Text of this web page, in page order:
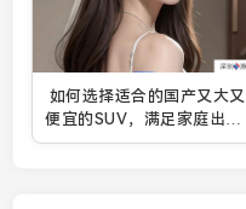
如何选择适合的国产又大又
便宜的SUV，满足家庭出行
需求？